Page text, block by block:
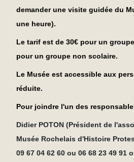
demander une visite guidée du
une heure).
Le tarif est de 30€ pour un
pour un groupe non scolaire.
Le Musée est accessible aux
réduite.
Pour joindre l'un des
Didier POTON (Président de
Musée Rochelais d'Histoire
09 67 04 62 60 ou 06 68 23 49 91